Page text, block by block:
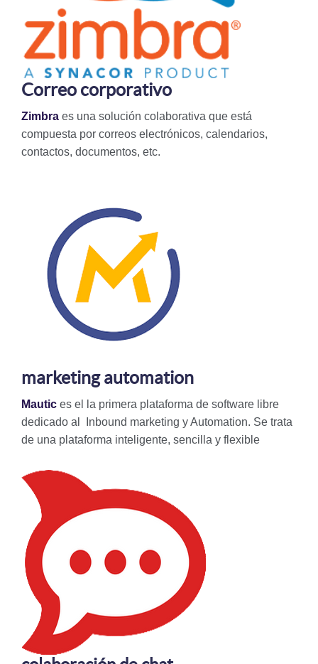
Correo corporativo
Zimbra es una solución colaborativa que está
compuesta por correos electrónicos, calendarios,
contactos, documentos, etc.
marketing automation
Mautic es el la primera plataforma de software libre
dedicado al
Inbound marketing y Automation. Se trata
de una plataforma inteligente, sencilla y flexible